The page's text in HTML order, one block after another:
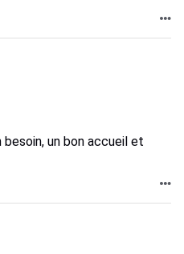
un bon accueil et